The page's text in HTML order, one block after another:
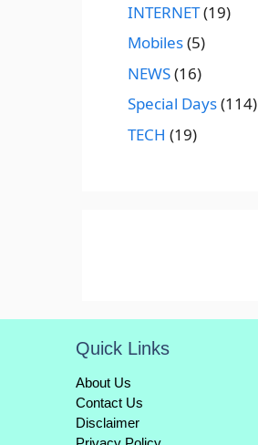
INTERNET(19)
Mobiles(5)
NEWS(16)
Special Days(114)
TECH (19)
Quick Links
About Us
Contact Us
Disclaimer